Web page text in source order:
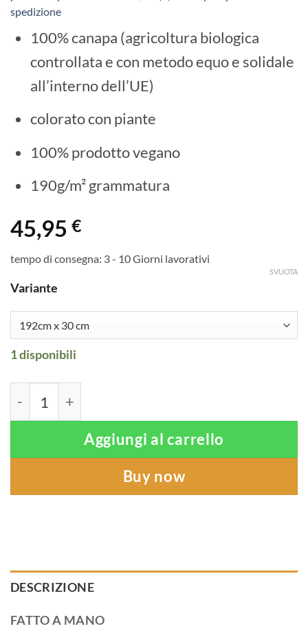
spedizione
100% canapa (agricoltura biologica
controllata e con metodo equo e solidale
all’interno dell’UE)
colorato con piante
100% prodotto vegano
190g/m² grammatura
45,95 €
tempo di consegna: 3 - 10 Giorni lavorativi
Variante
SVUOTA
1 disponibili
Aggiungi al carrello
Buy now
DESCRIZIONE
FATTO A MANO